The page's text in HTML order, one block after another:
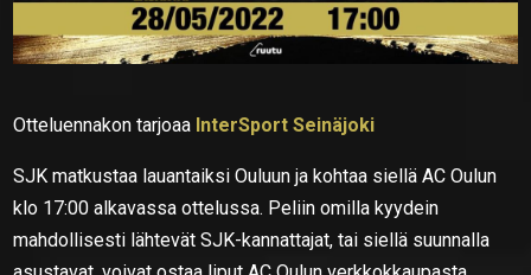
Otteluennakon tarjoaa InterSport Seinäjoki
SJK matkustaa lauantaiksi Ouluun ja kohtaa siellä AC Oulun
klo 17:00 alkavassa ottelussa. Peliin omilla kyydein
mahdollisesti lähtevät SJK-kannattajat, tai siellä suunnalla